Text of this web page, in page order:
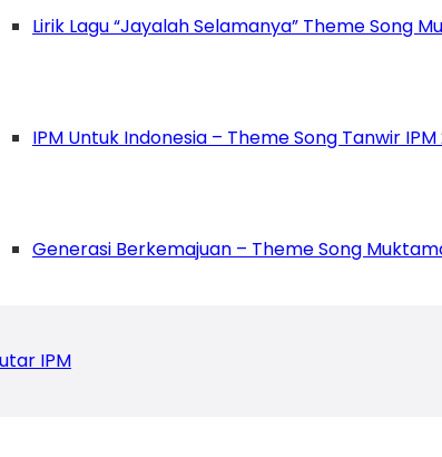
Lirik Lagu “Jayalah Selamanya” Theme Song
IPM Untuk Indonesia – Theme Song Tanwir IPM
Generasi Berkemajuan – Theme Song
IPM
yang telah rapi dan berjalan
dengan kepentingan politik. IPM ini
kalau kita berintegritas,’’
bendahara PP IPM 1986-1989
Ke-60.
mengucapkan Selamat Milad